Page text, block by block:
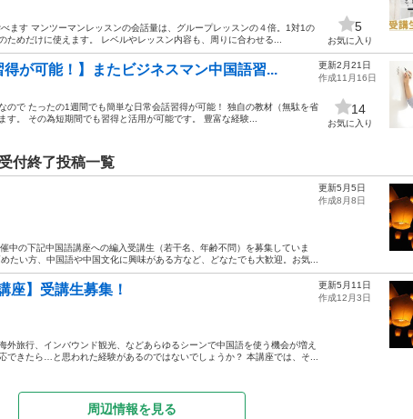
ます マンツーマンレッスンの会話量は、グループレッスンの４倍。1対1の
めだけに使えます。 レベルやレッスン内容も、周りに合わせる...
5
お気に入り
得が可能！】またビジネスマン中国語習...
ので たったの1週間でも簡単な日常会話習得が可能！ 独自の教材（無駄を省
。 その為短期間でも習得と活用が可能です。 豊富な経験...
更新2月21日
作成11月16日
14
お気に入り
付終了投稿一覧
中の下記中国語講座への編入受講生（若干名、年齢不問）を募集していま
たい方、中国語や中国文化に興味がある方など、どなたでも大歓迎。お気...
更新5月5日
作成8月8日
座】受講生募集！
旅行、インバウンド観光、などあらゆるシーンで中国語を使う機会が増え
できたら…と思われた経験があるのではないでしょうか？ 本講座では、そ...
更新5月11日
作成12月3日
周辺情報を見る